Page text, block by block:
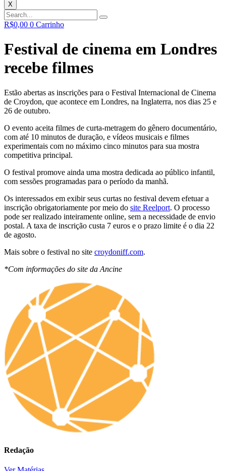
X
R$0,00 0 Carrinho
Festival de cinema em Londres
recebe filmes
Estão abertas as inscrições para o Festival Internacional de Cinema
de Croydon, que acontece em Londres, na Inglaterra, nos dias 25 e
26 de outubro.
O evento aceita filmes de curta-metragem do gênero documentário,
com até 10 minutos de duração, e vídeos musicais e filmes
experimentais com no máximo cinco minutos para sua mostra
competitiva principal.
O festival promove ainda uma mostra dedicada ao público infantil,
com sessões programadas para o período da manhã.
Os interessados em exibir seus curtas no festival devem efetuar a
inscrição obrigatoriamente por meio do site Reelport. O processo
pode ser realizado inteiramente online, sem a necessidade de envio
postal. A taxa de inscrição custa 7 euros e o prazo limite é o dia 22
de agosto.
Mais sobre o festival no site croydoniff.com.
*Com informações do site da Ancine
Redação